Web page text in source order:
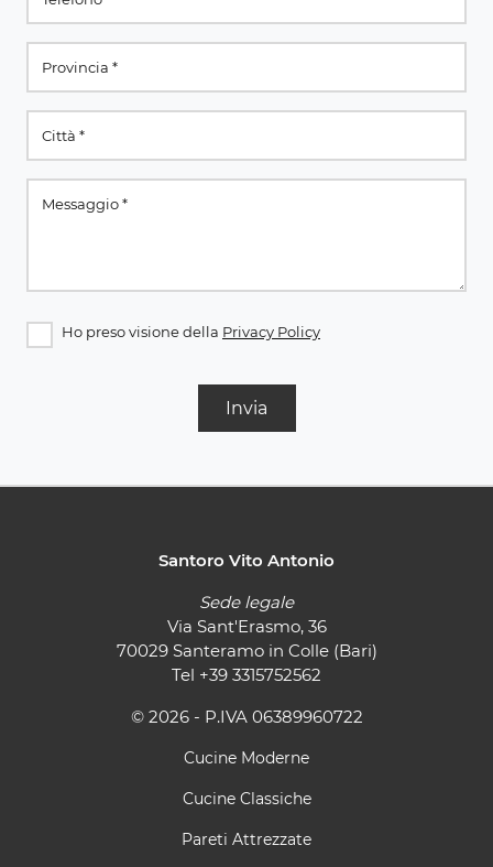
Ho preso visione della Privacy Policy
Invia
Santoro Vito Antonio
Sede legale
Via Sant'Erasmo, 36
70029 Santeramo in Colle (Bari)
Tel +39 3315752562
© 2026 - P.IVA 06389960722
Cucine Moderne
Cucine Classiche
Pareti Attrezzate